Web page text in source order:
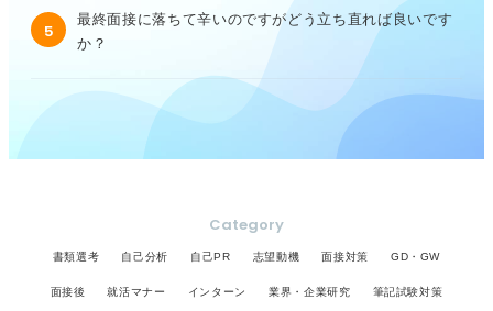
5
最終面接に落ちて辛いのですがどう立ち直れば良いです
か？
Category
書類選考 自己分析 自己PR 志望動機 面接対策 GD・GW
面接後 就活マナー インターン 業界・企業研究 筆記試験対策